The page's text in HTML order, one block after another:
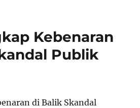
Kebenaran
Publik
di Balik Skandal